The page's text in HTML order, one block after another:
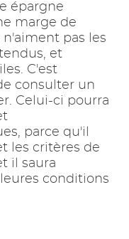
épargne
marge de
pas les
et
C'est
consulter un
Celui-ci pourra
parce qu'il
les critères de
il saura
conditions